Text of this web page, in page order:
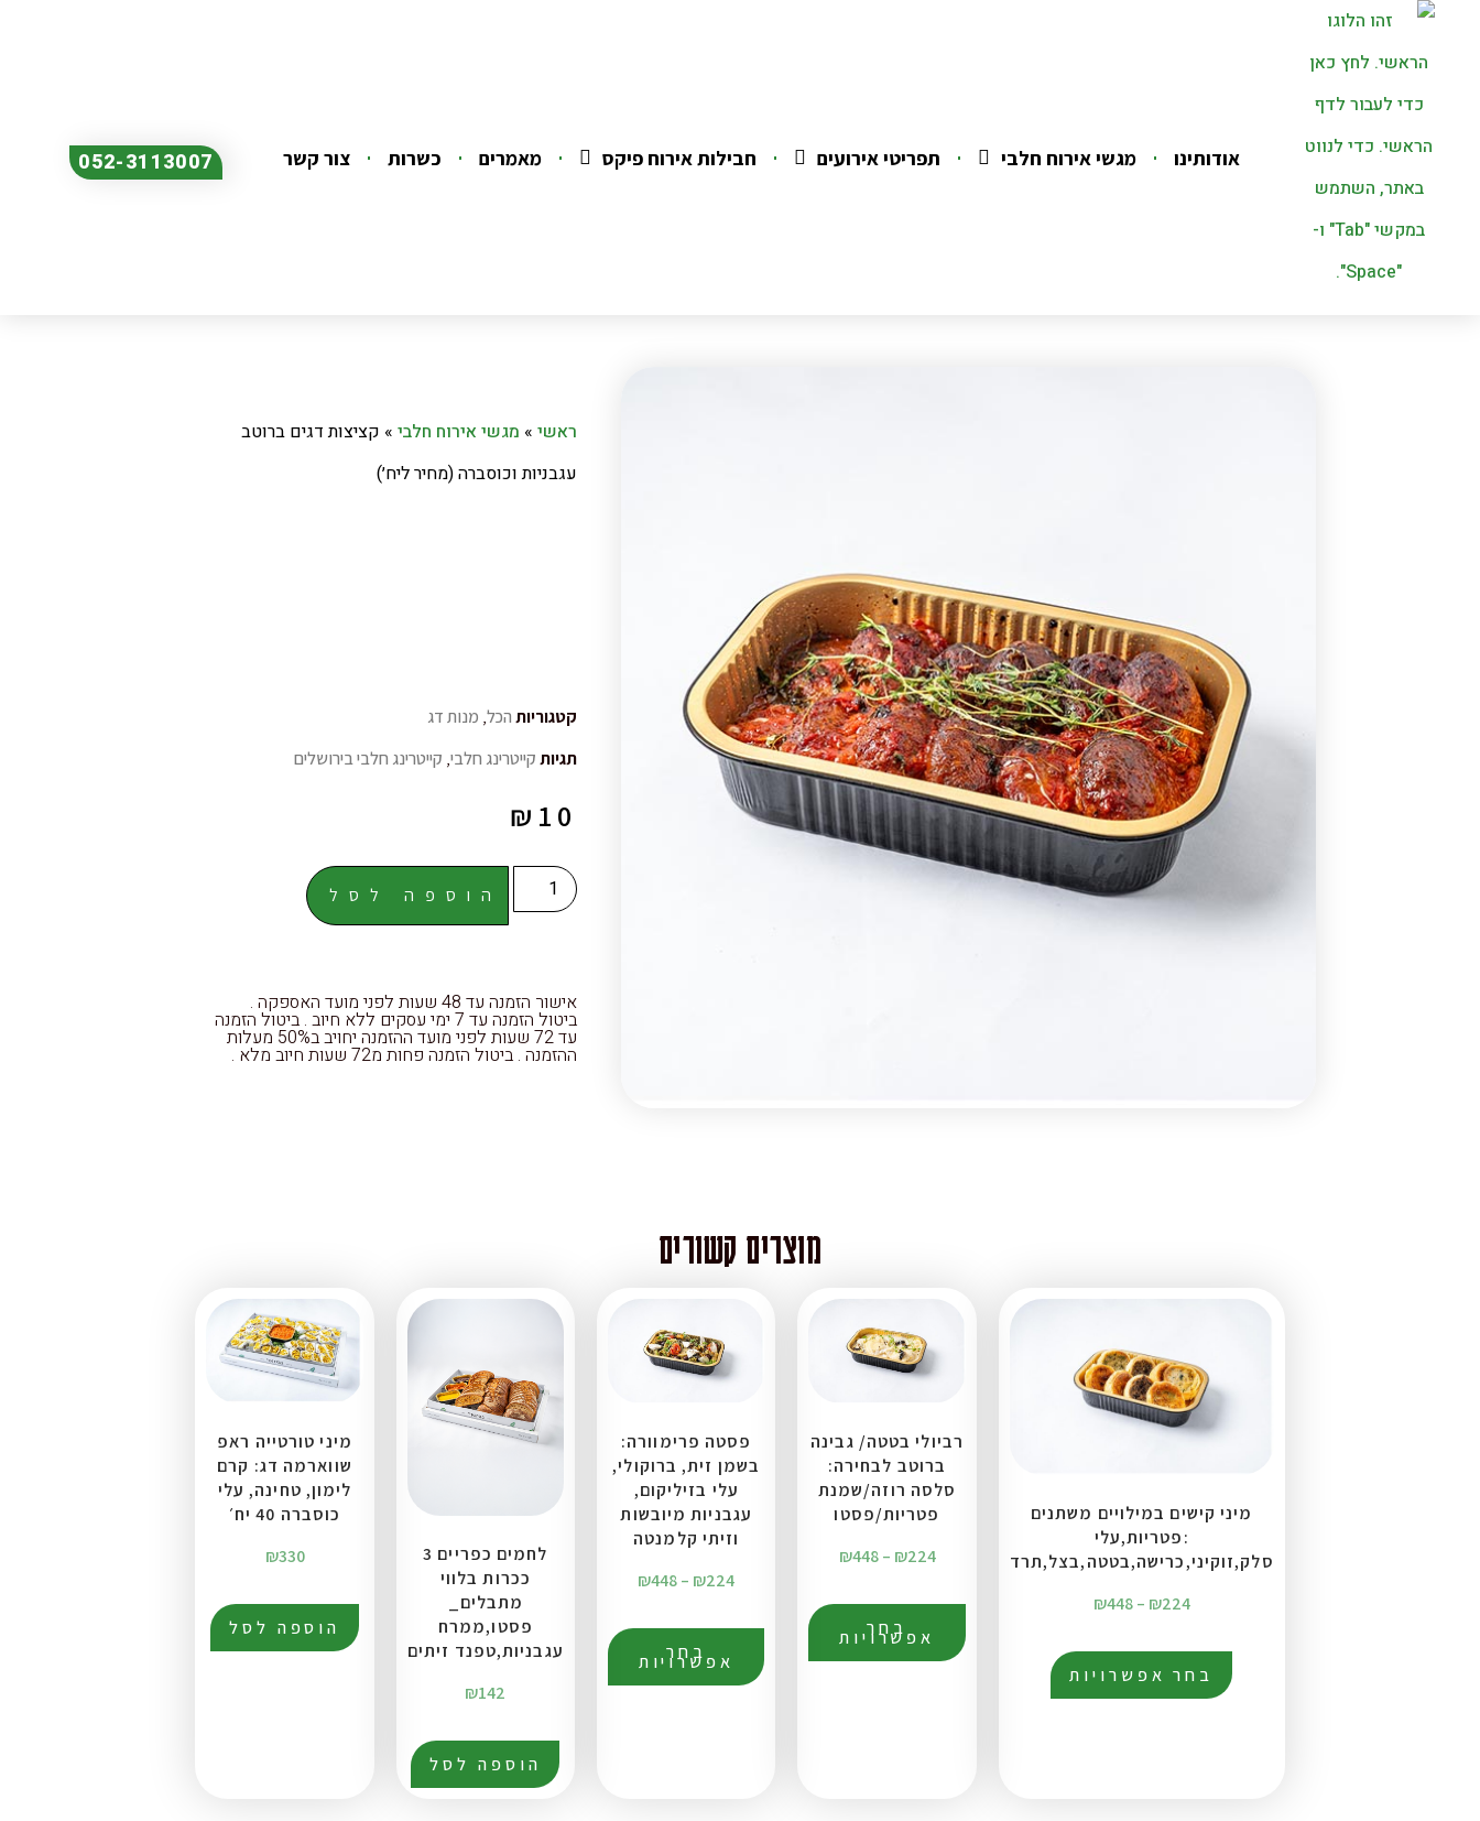
אודותינו מגשי אירוח חלבי תפריטי אירועים חבילות אירוח פיקס מאמרים כשרות צור קשר 052-3113007
ראשי» מגשי אירוח חלבי» קציצות דגים ברוטב
עגבניות וכוסברה (מחיר ליח׳)
קטגוריות הכל, מנות דג
תגיות קייטרינג חלבי, קייטרינג חלבי בירושלים
₪ 10
הוספה לסל
אישור הזמנה עד 48 שעות לפני מועד האספקה .
ביטול הזמנה עד 7 ימי עסקים ללא חיוב . ביטול הזמנה
עד 72 שעות לפני מועד ההזמנה יחויב ב50% מעלות
ההזמנה . ביטול הזמנה פחות מ72 שעות חיוב מלא .
מוצרים קשורים
מיני קישים במילויים משתנים
:פטריות,עלי
סלק,זוקיני,כרישה,בטטה,בצל,תרד
₪224
–
₪448
בחר אפשרויות
רביולי בטטה/ גבינה
ברוטב לבחירה:
סלסה רוזה/שמנת
פטריות/פסטו
₪224
–
₪448
בחר
אפשרויות
פסטה פרימוורה:
בשמן זית, ברוקולי,
עלי בזיליקום,
עגבניות מיובשות
וזיתי קלמנטה
₪224
–
₪448
בחר
אפשרויות
לחמים כפריים 3
ככרות בלווי
מתבלים_
פסטו,ממרח
עגבניות,טפנד זיתים
₪142
הוספה לסל
מיני טורטייה ראפ
שווארמה דג: קרם
לימון, טחינה, עלי
כוסברה 40 יח׳
₪330
הוספה לסל